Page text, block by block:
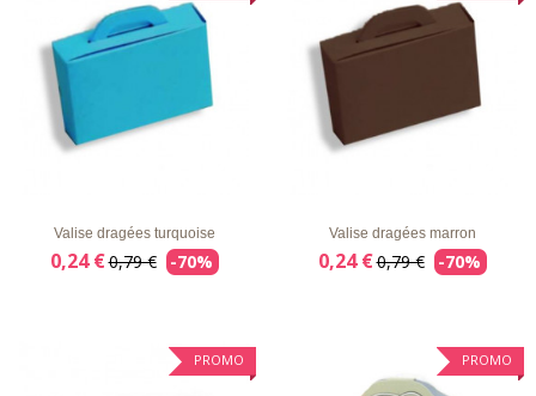
Valise dragées turquoise
0,24 €0,79 € -70%
Valise dragées marron
0,24 €0,79 € -70%
PROMO PROMO